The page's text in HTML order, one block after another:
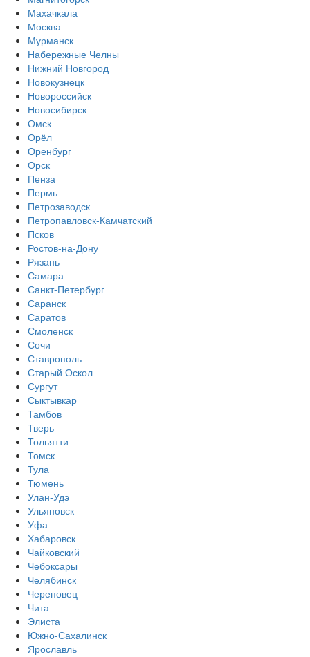
Махачкала
Москва
Мурманск
Набережные Челны
Нижний Новгород
Новокузнецк
Новороссийск
Новосибирск
Омск
Орёл
Оренбург
Орск
Пенза
Пермь
Петрозаводск
Петропавловск-Камчатский
Псков
Ростов-на-Дону
Рязань
Самара
Санкт-Петербург
Саранск
Саратов
Смоленск
Сочи
Ставрополь
Старый Оскол
Сургут
Сыктывкар
Тамбов
Тверь
Тольятти
Томск
Тула
Тюмень
Улан-Удэ
Ульяновск
Уфа
Хабаровск
Чайковский
Чебоксары
Челябинск
Череповец
Чита
Элиста
Южно-Сахалинск
Ярославль